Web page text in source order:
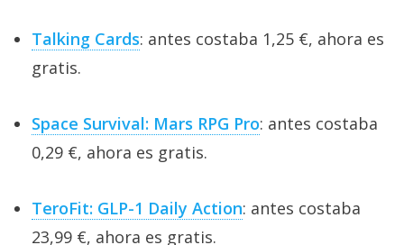
Talking Cards: antes costaba 1,25 €, ahora es
gratis.
Space Survival: Mars RPG Pro: antes costaba
0,29 €, ahora es gratis.
TeroFit: GLP-1 Daily Action: antes costaba
23,99 €, ahora es gratis.